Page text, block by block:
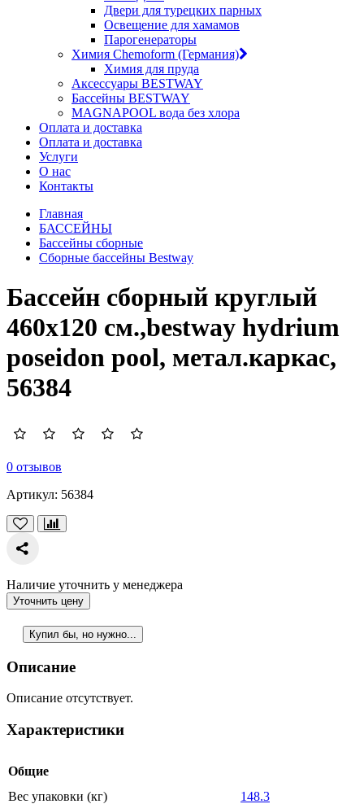
Двери для турецких парных
Освещение для хамамов
Парогенераторы
Химия Chemoform (Германия)
Химия для пруда
Аксессуары BESTWAY
Бассейны BESTWAY
MAGNAPOOL вода без хлора
Оплата и доставка
Оплата и доставка
Услуги
О нас
Контакты
Главная
БАССЕЙНЫ
Бассейны сборные
Сборные бассейны Bestway
Бассейн сборный круглый
460х120 см.,bestway hydrium
poseidon pool, метал.каркас,
56384
0 отзывов
Артикул: 56384
Наличие уточнить у менеджера
Уточнить цену
Купил бы, но нужно...
Описание
Описание отсутствует.
Характеристики
Общие
Вес упаковки (кг)
148.3